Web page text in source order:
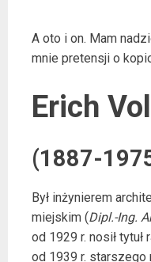
A oto i on. Mam
mnie pretensji o
Erich
(1887-
Był inżynierem
miejskim (Dipl.-Ing.
od 1929 r. nosił
od 1939 r. starszego